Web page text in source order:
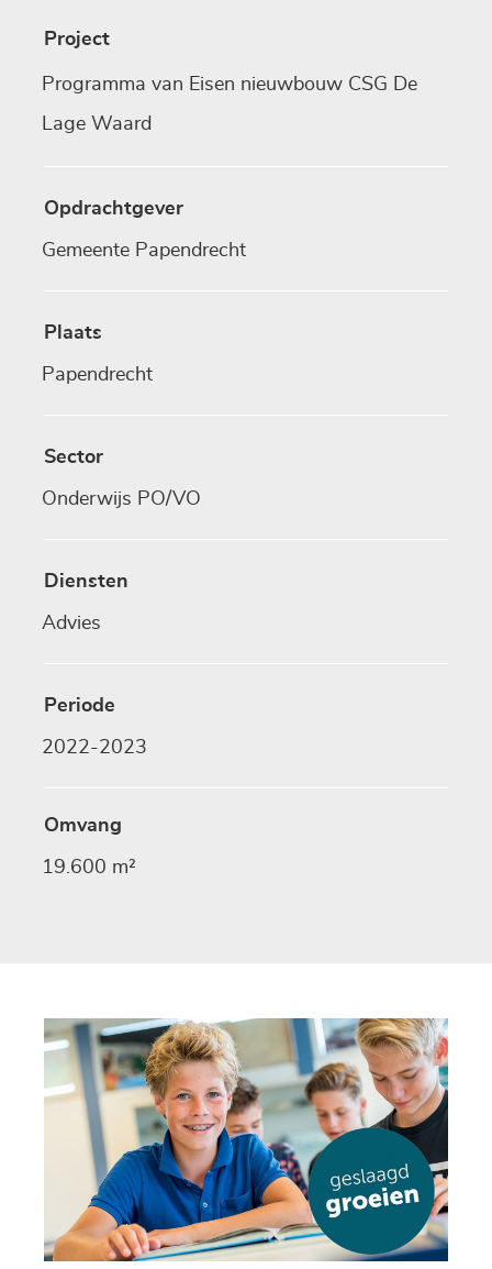
Project
Programma van Eisen nieuwbouw CSG De
Lage Waard
Opdrachtgever
Gemeente Papendrecht
Plaats
Papendrecht
Sector
Onderwijs PO/VO
Diensten
Advies
Periode
2022-2023
Omvang
19.600 m²